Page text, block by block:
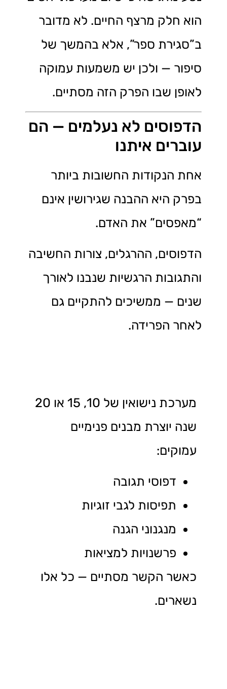
הוא חלק מרצף החיים. לא מדובר
ב”סגירת ספר”, אלא בהמשך של
סיפור — ולכן יש משמעות עמוקה
לאופן שבו הפרק הזה מסתיים.
הדפוסים לא נעלמים — הם
עוברים איתנו
אחת הנקודות החשובות ביותר
בפרק היא ההבנה שגירושין אינם
“מאפסים” את האדם.
הדפוסים, ההרגלים, צורות החשיבה
והתגובות הרגשיות שנבנו לאורך
שנים — ממשיכים להתקיים גם
לאחר הפרידה.
מערכת נישואין של 10, 15 או 20
שנה יוצרת מבנים פנימיים
עמוקים:
דפוסי תגובה
תפיסות לגבי זוגיות
מנגנוני הגנה
פרשנויות למציאות
כאשר הקשר מסתיים — כל אלו
נשארים.